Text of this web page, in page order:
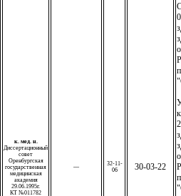
к. мед. н.
Диссертационный
совет
Оренбургская
государственная
медицинская
академия
29.06.1995г.
КТ №011782
—
32-11-
06
30-03-22